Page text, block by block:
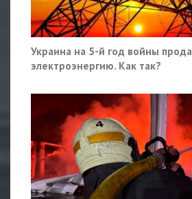
Украина на 5-й год войны
электроэнергию. Как так?